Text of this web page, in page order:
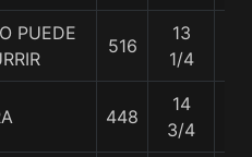
PUEDE
516
13
1/4
448
14
3/4